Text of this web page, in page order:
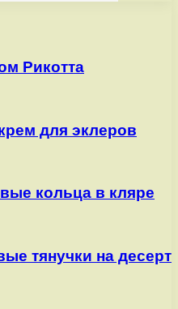
Рикотта
для эклеров
кольца в кляре
тянучки на десерт